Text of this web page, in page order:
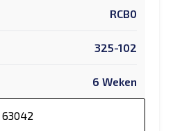
RCB0
325-102
6 Weken
63042